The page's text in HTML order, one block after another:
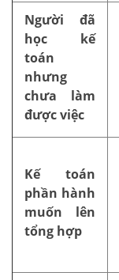
Người đã
học kế
toán
nhưng
chưa làm
được việc
Kế toán
phần hành
muốn lên
tổng hợp